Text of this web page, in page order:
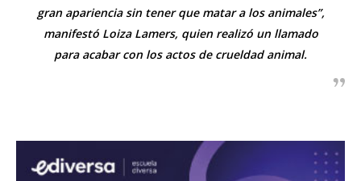
gran apariencia sin tener que matar a los animales”,
manifestó Loiza Lamers, quien realizó un llamado
para acabar con los actos de crueldad animal.